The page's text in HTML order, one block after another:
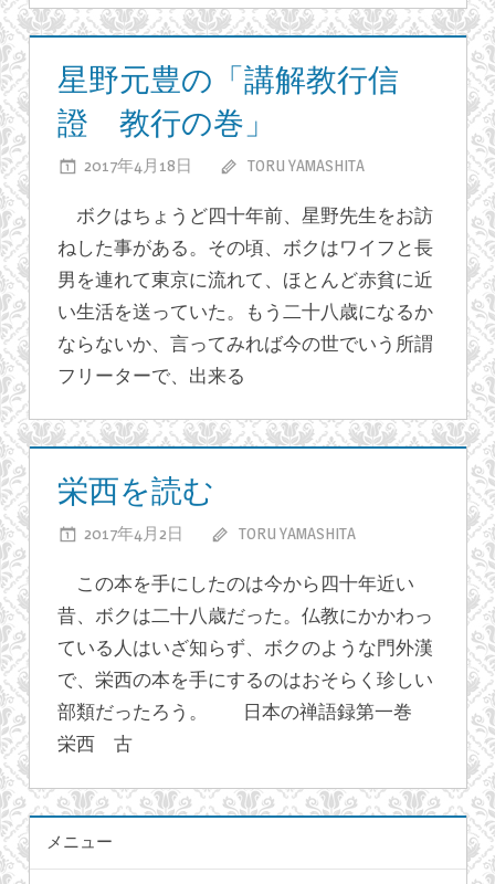
ま
し
ブ
グ
星野元豊の「講解教行信
證 教行の巻」
2017年4月18日 TORU YAMASHITA
元
豊
の
「講
解
信
證
コメント
を受け付けて
いません。
ボクはちょうど四十年前、星野先生をお訪
ねした事がある。その頃、ボクはワイフと長
男を連れて東京に流れて、ほとんど赤貧に近
い生活を送っていた。もう二十八歳になるか
ならないか、言ってみれば今の世でいう所謂
フリーターで、出来る
ブ
グ
栄西を読む
2017年4月2日 TORU YAMASHITA
を
読
む
は
コメントを
受け付けてい
ません。
この本を手にしたのは今から四十年近い
昔、ボクは二十八歳だった。仏教にかかわっ
ている人はいざ知らず、ボクのような門外漢
で、栄西の本を手にするのはおそらく珍しい
部類だったろう。 日本の禅語録第一巻
栄西 古
ブ
ロ
メニュー